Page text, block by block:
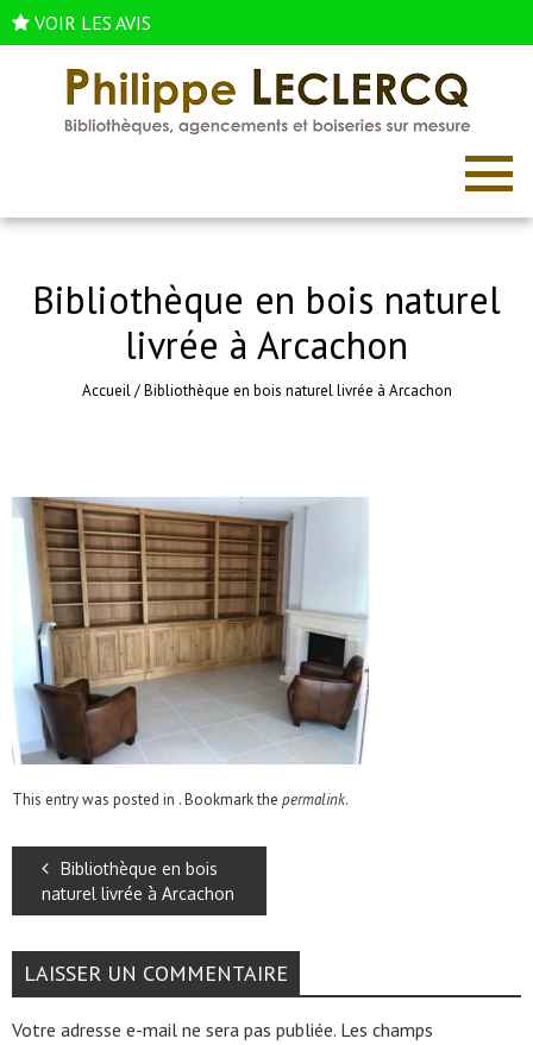
VOIR LES AVIS
Bibliothèque en bois naturel
livrée à Arcachon
Accueil/Bibliothèque en bois naturel livrée à Arcachon
This entry was posted in . Bookmark the permalink.
Bibliothèque en bois
naturel livrée à Arcachon
LAISSER UN COMMENTAIRE
Votre adresse e-mail ne sera pas publiée. Les champs